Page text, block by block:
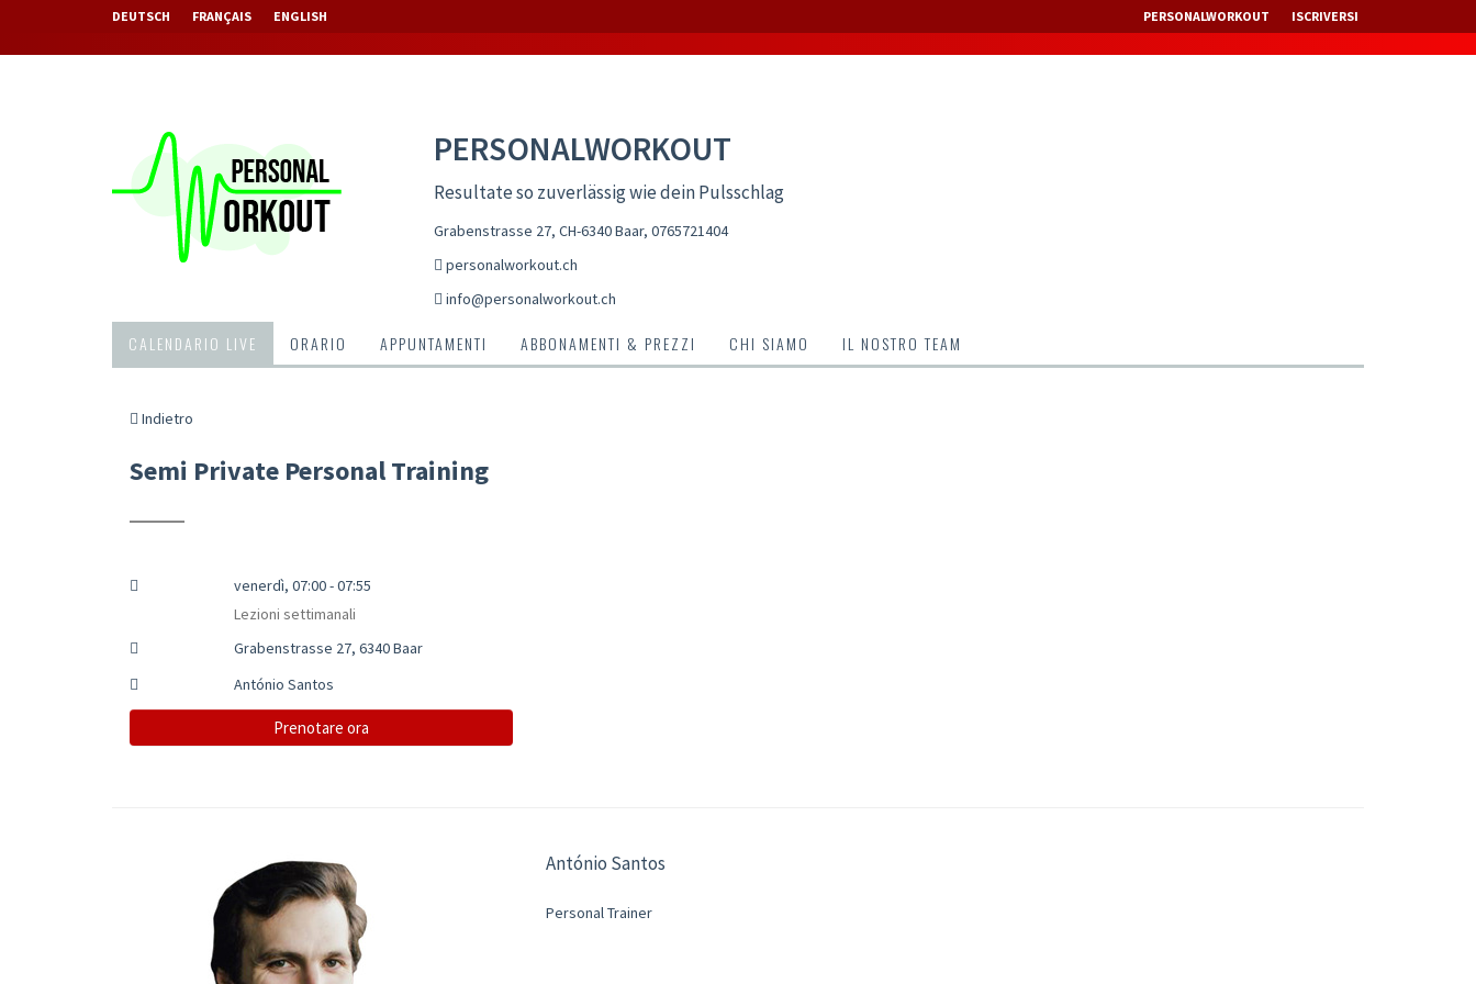
DEUTSCH FRANÇAIS ENGLISH PERSONALWORKOUT ISCRIVERSI
PERSONALWORKOUT
Resultate so zuverlässig wie dein Pulsschlag
Grabenstrasse 27, CH-6340 Baar, 0765721404
personalworkout.ch
info@personalworkout.ch
CALENDARIO LIVE ORARIO APPUNTAMENTI ABBONAMENTI & PREZZI CHI SIAMO IL NOSTRO TEAM
Indietro
Semi Private Personal Training
venerdì, 07:00 - 07:55
Lezioni settimanali
Grabenstrasse 27, 6340 Baar
António Santos
Prenotare ora
António Santos
Personal Trainer